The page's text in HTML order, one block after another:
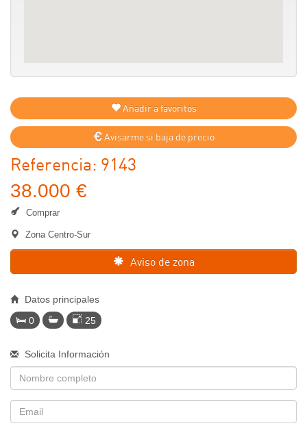
Añadir a favoritos
Avisarme si baja de precio
Referencia: 9143
38.000 €
Comprar
Zona Centro-Sur
Aviso de zona
Datos principales
0
25
Solicita Información
Nombre
Email